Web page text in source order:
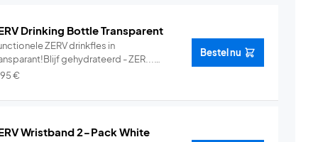
Drinking Bottle Transparent
ZERV drinkfles in
gehydrateerd - ZER...
€
Bestel nu
Wristband 2-Pack White